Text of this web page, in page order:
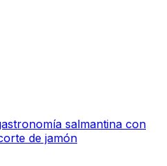
salmantina con
de jamón